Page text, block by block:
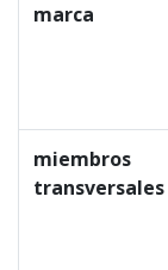
marca
miembros
transversales